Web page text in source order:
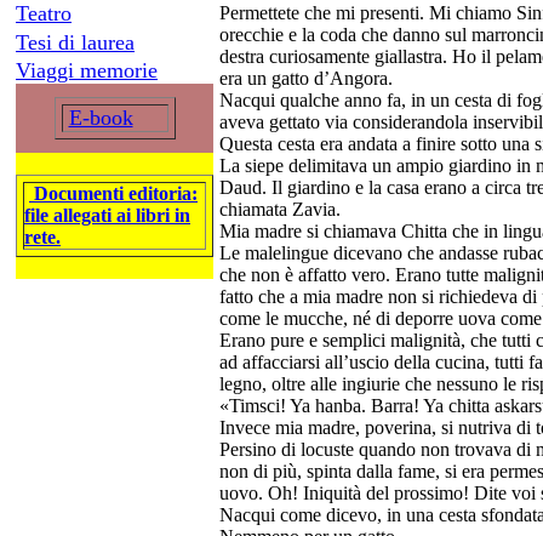
Teatro
Tesi di laurea
Viaggi memorie
E-book
Documenti editoria:
file allegati ai libri in
rete.
Permettete che mi presenti. Mi chiamo
orecchie e la coda che danno sul
destra curiosamente giallastra. Ho il
era un gatto d’Angora.
Nacqui qualche anno fa, in un cesta di
aveva gettato via considerandola
Questa cesta era andata a finire sotto una
La siepe delimitava un ampio giardino in
Daud. Il giardino e la casa erano a circa
chiamata Zavia.
Mia madre si chiamava Chitta che in
Le malelingue dicevano che andasse
che non è affatto vero. Erano tutte
fatto che a mia madre non si richiedeva
come le mucche, né di deporre uova
Erano pure e semplici malignità, che tutti
ad affacciarsi all’uscio della cucina, tutti
legno, oltre alle ingiurie che nessuno le
«Timsci! Ya hanba. Barra! Ya chitta
Invece mia madre, poverina, si nutriva di
Persino di locuste quando non trovava
non di più, spinta dalla fame, si era
uovo. Oh! Iniquità del prossimo! Dite voi
Nacqui come dicevo, in una cesta